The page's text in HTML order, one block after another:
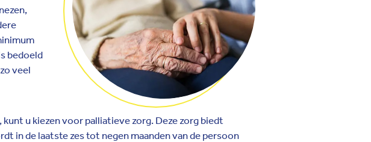
bedoeld
veel
u kiezen voor palliatieve zorg. Deze zorg biedt
in de laatste zes tot negen maanden van de persoon